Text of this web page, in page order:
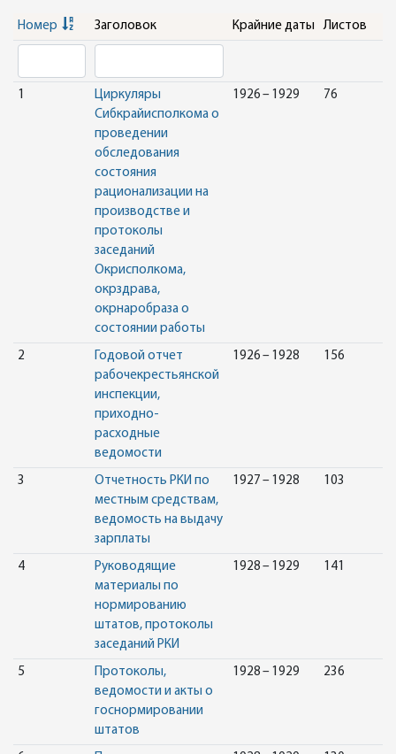
Номер Заголовок Крайние даты Листов
1
Циркуляры
Сибкрайисполкома о
проведении
обследования
состояния
рационализации на
производстве и
протоколы
заседаний
Окрисполкома,
окрздрава,
окрнаробраза о
состоянии работы
1926 – 1929 76
2
Годовой отчет
рабочекрестьянской
инспекции,
приходно-
расходные
ведомости
1926 – 1928 156
3
Отчетность РКИ по
местным средствам,
ведомость на выдачу
зарплаты
1927 – 1928 103
4
Руководящие
материалы по
нормированию
штатов, протоколы
заседаний РКИ
1928 – 1929 141
5
Протоколы,
ведомости и акты о
госнормировании
штатов
1928 – 1929 236